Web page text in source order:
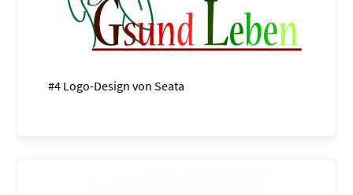
#4 Logo-Design von Seata